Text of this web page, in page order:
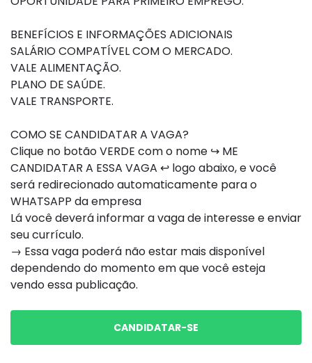
BENEFÍCIOS E INFORMAÇÕES ADICIONAIS
SALÁRIO COMPATÍVEL COM O MERCADO.
VALE ALIMENTAÇÃO.
PLANO DE SAÚDE.
VALE TRANSPORTE.
COMO SE CANDIDATAR A VAGA?
Clique no botão VERDE com o nome ↪ ME
CANDIDATAR A ESSA VAGA ↩ logo abaixo, e você
será redirecionado automaticamente para o
WHATSAPP da empresa
Lá você deverá informar a vaga de interesse e enviar
seu currículo.
→ Essa vaga poderá não estar mais disponível
dependendo do momento em que você esteja
vendo essa publicação.
CANDIDATAR-SE